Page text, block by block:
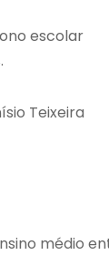
escolar
Teixeira
médio